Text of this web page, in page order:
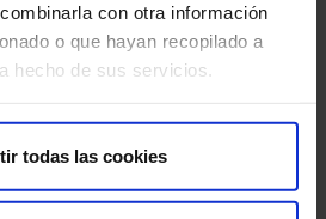
con otra información
o que hayan recopilado a
hecho de sus servicios.
todas las cookies